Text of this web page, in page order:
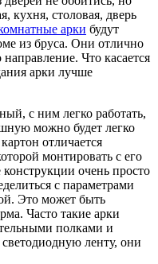
кухня, столовая, дверь
арки будут
из бруса. Они отлично
Что касается
арки лучше
с ним легко работать,
можно будет легко
отличается
монтировать с его
очень просто
с параметрами
Это может быть
Часто такие арки
полками и
ленту, они